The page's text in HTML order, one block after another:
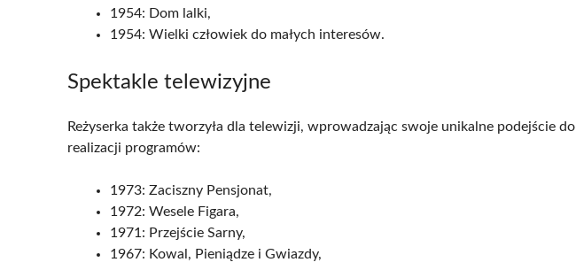
1954: Dom lalki,
1954: Wielki człowiek do małych interesów.
Spektakle telewizyjne
Reżyserka także tworzyła dla telewizji, wprowadzając swoje unikalne podejście do
realizacji programów:
1973: Zaciszny Pensjonat,
1972: Wesele Figara,
1971: Przejście Sarny,
1967: Kowal, Pieniądze i Gwiazdy,